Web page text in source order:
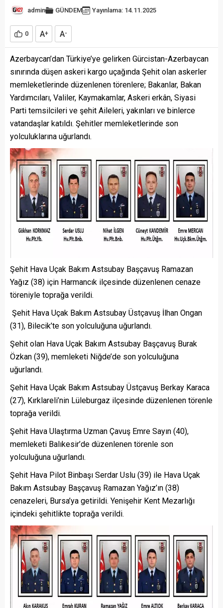
admin GÜNDEM Yayınlama: 14.11.2025
0 A+ A-
Azerbaycan’dan Türkiye’ye gelirken Gürcistan-Azerbaycan
sınırında düşen askeri kargo uçağında Şehit olan askerler
memleketlerinde düzenlenen törenlere; Bakanlar, Bakan
Yardımcıları, Valiler, Kaymakamlar, Askeri erkân, Siyasi
Parti temsilcileri ve şehit Aileleri, yakınları ve binlerce
vatandaşlar katıldı. Şehitler memleketlerinde son
yolculuklarına uğurlandı.
Şehit Hava Uçak Bakım Astsubay Başçavuş Ramazan
Yağız (38) için Harmancık ilçesinde düzenlenen cenaze
töreniyle toprağa verildi.
Şehit Hava Uçak Bakım Astsubay Üstçavuş İlhan Ongan
(31), Bilecik’te son yolculuğuna uğurlandı.
Şehit olan Hava Uçak Bakım Astsubay Başçavuş Burak
Özkan (39), memleketi Niğde’de son yolculuğuna
uğurlandı.
Şehit Hava Uçak Bakım Astsubay Üstçavuş Berkay Karaca
(27), Kırklareli’nin Lüleburgaz ilçesinde düzenlenen törenle
toprağa verildi.
Şehit Hava Ulaştırma Uzman Çavuş Emre Sayın (40),
memleketi Balıkesir’de düzenlenen törenle son
yolculuğuna uğurlandı.
Şehit Hava Pilot Binbaşı Serdar Uslu (39) ile Hava Uçak
Bakım Astsubay Başçavuş Ramazan Yağız’ın (38)
cenazeleri, Bursa’ya getirildi. Yenişehir Kent Mezarlığı
içindeki şehitlikte toprağa verildi.